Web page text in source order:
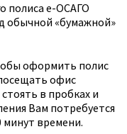
полиса е-ОСАГО
обычной «бумажной»
оформить полис
офис
в пробках и
Вам потребуется
минут времени.